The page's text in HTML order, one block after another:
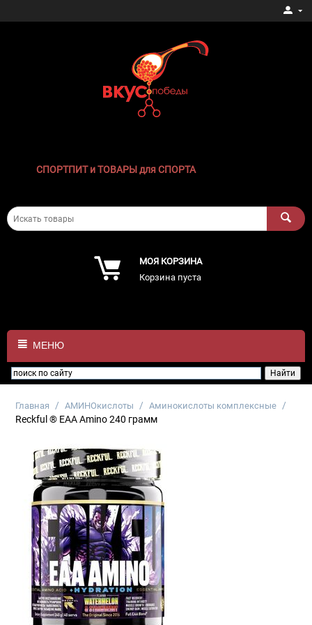
СПОРТПИТ и ТОВАРЫ для СПОРТА
МОЯ КОРЗИНА
Корзина пуста
МЕНЮ
Главная / АМИНОкислоты / Аминокислоты комплексные /
Reckful ® EAA Amino 240 грамм